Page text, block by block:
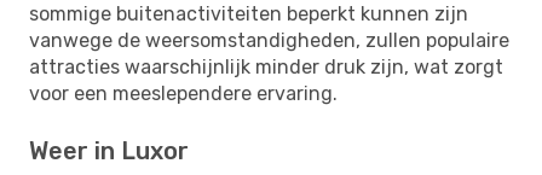
sommige buitenactiviteiten beperkt kunnen zijn
vanwege de weersomstandigheden, zullen populaire
attracties waarschijnlijk minder druk zijn, wat zorgt
voor een meeslependere ervaring.
Weer in Luxor